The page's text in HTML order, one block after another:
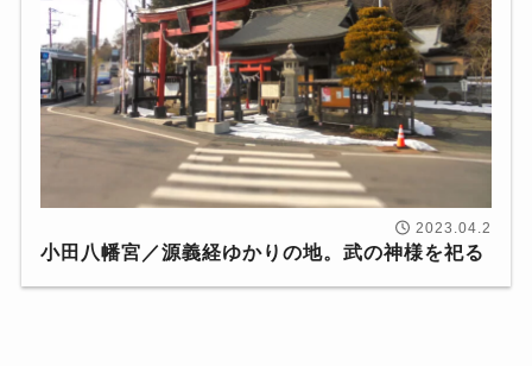
2023.04.2
小田八幡宮／源義経ゆかりの地。武の神様を祀る